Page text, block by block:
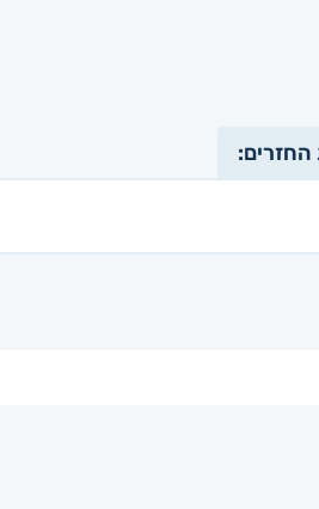
החזרים: